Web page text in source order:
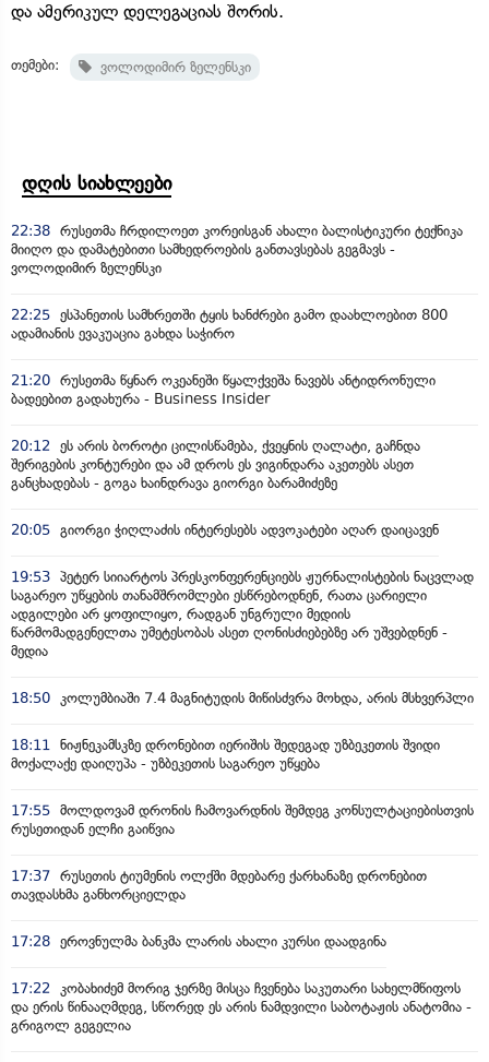
და ამერიკულ დელეგაციას შორის.
თემები: ვოლოდიმირ ზელენსკი
დღის სიახლეები
22:38 რუსეთმა ჩრდილოეთ კორეისგან ახალი ბალისტიკური ტექნიკა
მიიღო და დამატებითი სამხედროების განთავსებას გეგმავს -
ვოლოდიმირ ზელენსკი
22:25 ესპანეთის სამხრეთში ტყის ხანძრები გამო დაახლოებით 800
ადამიანის ევაკუაცია გახდა საჭირო
21:20 რუსეთმა წყნარ ოკეანეში წყალქვეშა ნავებს ანტიდრონული
ბადეებით გადახურა - Business Insider
20:12
ეს არის ბოროტი ცილისწამება, ქვეყნის ღალატი, გაჩნდა
შერიგების კონტურები და ამ დროს ეს ვიგინდარა აკეთებს ასეთ
განცხადებას - გოგა ხაინდრავა გიორგი ბარამიძეზე
20:05 გიორგი ჭიღლაძის ინტერესებს ადვოკატები აღარ დაიცავენ
19:53 პეტერ სიიარტოს პრესკონფერენციებს ჟურნალისტების ნაცვლად
საგარეო უწყების თანამშრომლები ესწრებოდნენ, რათა ცარიელი
ადგილები არ ყოფილიყო, რადგან უნგრული მედიის
წარმომადგენელთა უმეტესობას ასეთ ღონისძიებებზე არ უშვებდნენ -
მედია
18:50 კოლუმბიაში 7.4 მაგნიტუდის მიწისძვრა მოხდა, არის მსხვერპლი
18:11
ნიჟნეკამსკზე დრონებით იერიშის შედეგად უზბეკეთის შვიდი
მოქალაქე დაიღუპა - უზბეკეთის საგარეო უწყება
17:55 მოლდოვამ დრონის ჩამოვარდნის შემდეგ კონსულტაციებისთვის
რუსეთიდან ელჩი გაიწვია
17:37 რუსეთის ტიუმენის ოლქში მდებარე ქარხანაზე დრონებით
თავდასხმა განხორციელდა
17:28 ეროვნულმა ბანკმა ლარის ახალი კურსი დაადგინა
17:22
კობახიძემ მორიგ ჯერზე მისცა ჩვენება საკუთარი სახელმწიფოს
და ერის წინააღმდეგ, სწორედ ეს არის ნამდვილი საბოტაჟის ანატომია -
გრიგოლ გეგელია